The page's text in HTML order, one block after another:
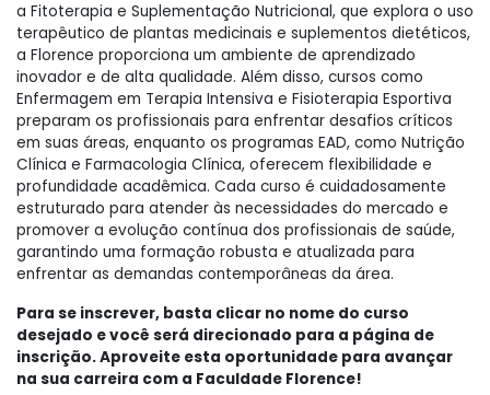
a Fitoterapia e Suplementação Nutricional, que explora o uso
terapêutico de plantas medicinais e suplementos dietéticos,
a Florence proporciona um ambiente de aprendizado
inovador e de alta qualidade. Além disso, cursos como
Enfermagem em Terapia Intensiva e Fisioterapia Esportiva
preparam os profissionais para enfrentar desafios críticos
em suas áreas, enquanto os programas EAD, como Nutrição
Clínica e Farmacologia Clínica, oferecem flexibilidade e
profundidade acadêmica. Cada curso é cuidadosamente
estruturado para atender às necessidades do mercado e
promover a evolução contínua dos profissionais de saúde,
garantindo uma formação robusta e atualizada para
enfrentar as demandas contemporâneas da área.
Para se inscrever, basta clicar no nome do curso
desejado e você será direcionado para a página de
inscrição. Aproveite esta oportunidade para avançar
na sua carreira com a Faculdade Florence!